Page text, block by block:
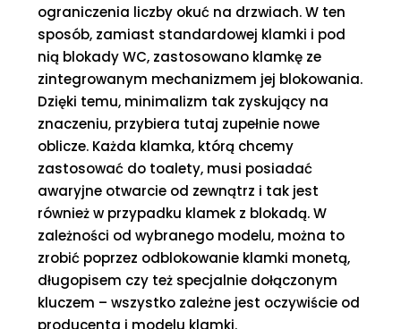
ograniczenia liczby okuć na drzwiach. W ten
sposób, zamiast standardowej klamki i pod
nią blokady WC, zastosowano klamkę ze
zintegrowanym mechanizmem jej blokowania.
Dzięki temu, minimalizm tak zyskujący na
znaczeniu, przybiera tutaj zupełnie nowe
oblicze. Każda klamka, którą chcemy
zastosować do toalety, musi posiadać
awaryjne otwarcie od zewnątrz i tak jest
również w przypadku klamek z blokadą. W
zależności od wybranego modelu, można to
zrobić poprzez odblokowanie klamki monetą,
długopisem czy też specjalnie dołączonym
kluczem – wszystko zależne jest oczywiście od
producenta i modelu klamki.